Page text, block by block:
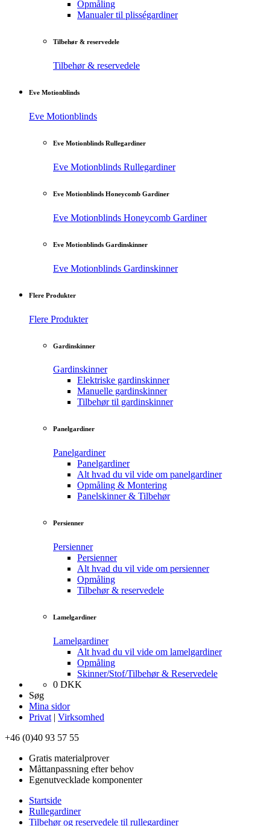
Opmåling
Manualer til plisségardiner
Tilbehør & reservedele
Tilbehør & reservedele
Eve Motionblinds
Eve Motionblinds
Eve Motionblinds Rullegardiner
Eve Motionblinds Rullegardiner
Eve Motionblinds Honeycomb Gardiner
Eve Motionblinds Honeycomb Gardiner
Eve Motionblinds Gardinskinner
Eve Motionblinds Gardinskinner
Flere Produkter
Flere Produkter
Gardinskinner
Gardinskinner
Elektriske gardinskinner
Manuelle gardinskinner
Tilbehør til gardinskinner
Panelgardiner
Panelgardiner
Panelgardiner
Alt hvad du vil vide om panelgardiner
Opmåling & Montering
Panelskinner & Tilbehør
Persienner
Persienner
Persienner
Alt hvad du vil vide om persienner
Opmåling
Tilbehør & reservedele
Lamelgardiner
Lamelgardiner
Alt hvad du vil vide om lamelgardiner
Opmåling
Skinner/Stof/Tilbehør & Reservedele
0 DKK
Søg
Mina sidor
Privat | Virksomhed
+46 (0)40 93 57 55
Gratis materialprover
Måttanpassning efter behov
Egenutvecklade komponenter
Startside
Rullegardiner
Tilbehør og reservedele til rullegardiner